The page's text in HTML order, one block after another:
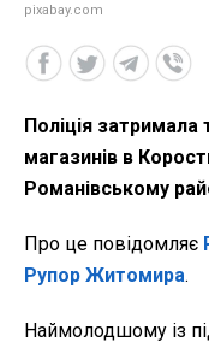
pixabay.com
Поліція затримала
магазинів в
Романівському
Про це повідомляє
Рупор Житомира.
Наймолодшому із